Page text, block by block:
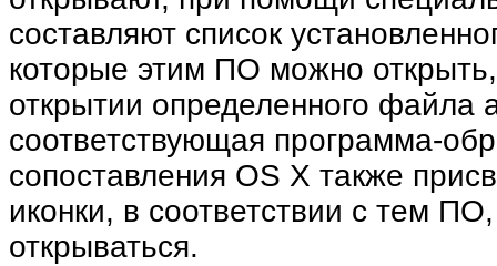
составляют список
которые этим ПО можно
открытии определенного файла
соответствующая программа-
сопоставления OS X также
иконки, в соответствии с тем
открываться.